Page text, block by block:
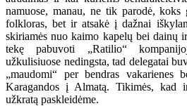
namuose, manau, ne tik parodė, koks
folkloras, bet ir atsakė į dažnai
skiriamės nuo kaimo kapelų bei dainų
tekę pabuvoti „Ratilio“
užkulisiuose nedingsta, tad delegatai
„maudomi“ per bendras
Karagandos į Almatą. Tikimės, kad
užkratą paskleidėme.